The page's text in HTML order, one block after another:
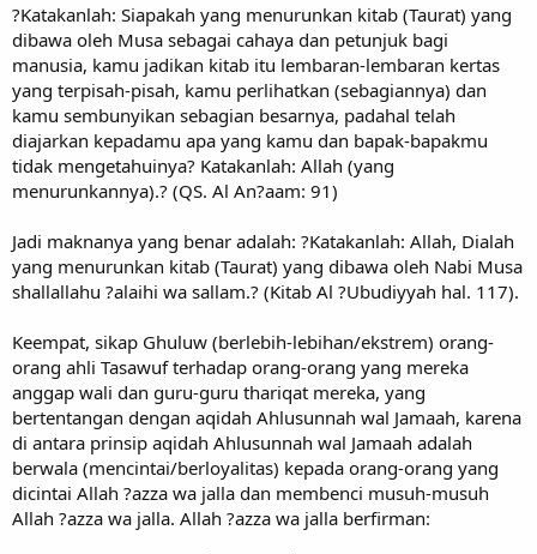
?Katakanlah: Siapakah yang menurunkan kitab (Taurat) yang
dibawa oleh Musa sebagai cahaya dan petunjuk bagi
manusia, kamu jadikan kitab itu lembaran-lembaran kertas
yang terpisah-pisah, kamu perlihatkan (sebagiannya) dan
kamu sembunyikan sebagian besarnya, padahal telah
diajarkan kepadamu apa yang kamu dan bapak-bapakmu
tidak mengetahuinya? Katakanlah: Allah (yang
menurunkannya).? (QS. Al An?aam: 91)
Jadi maknanya yang benar adalah: ?Katakanlah: Allah, Dialah
yang menurunkan kitab (Taurat) yang dibawa oleh Nabi Musa
shallallahu ?alaihi wa sallam.? (Kitab Al ?Ubudiyyah hal. 117).
Keempat, sikap Ghuluw (berlebih-lebihan/ekstrem) orang-
orang ahli Tasawuf terhadap orang-orang yang mereka
anggap wali dan guru-guru thariqat mereka, yang
bertentangan dengan aqidah Ahlusunnah wal Jamaah, karena
di antara prinsip aqidah Ahlusunnah wal Jamaah adalah
berwala (mencintai/berloyalitas) kepada orang-orang yang
dicintai Allah ?azza wa jalla dan membenci musuh-musuh
Allah ?azza wa jalla. Allah ?azza wa jalla berfirman: